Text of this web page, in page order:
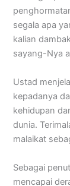
segala apa
kalian
sayang-Nya
Ustad
kepadanya
kehidupan
dunia.
malaikat
Sebagai
mencapai